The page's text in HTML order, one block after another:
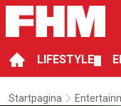
LIFESTYLE
Startpagina